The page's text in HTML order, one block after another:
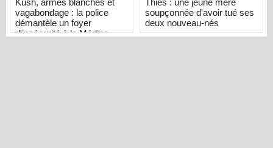
Kush, armes blanches et
vagabondage : la police
démantèle un foyer
d'insécurité à la Médina
Thiès : une jeune mère
soupçonnée d'avoir tué ses
deux nouveau-nés